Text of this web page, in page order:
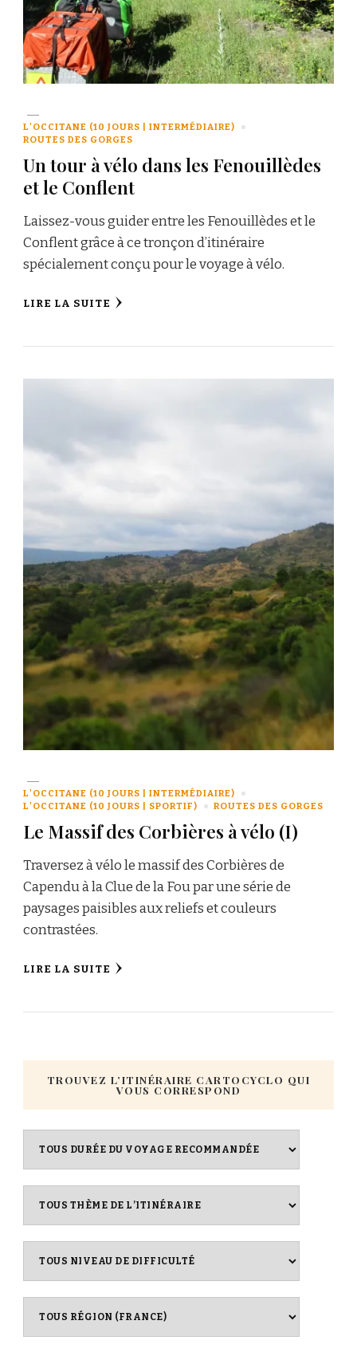
L'OCCITANE (10 JOURS | INTERMÉDIAIRE)
ROUTES DES GORGES
Un tour à vélo dans les Fenouillèdes
et le Conflent
Laissez-vous guider entre les Fenouillèdes et le
Conflent grâce à ce tronçon d’itinéraire
spécialement conçu pour le voyage à vélo.
LIRE LA SUITE
L'OCCITANE (10 JOURS | INTERMÉDIAIRE)
L'OCCITANE (10 JOURS | SPORTIF)
ROUTES DES GORGES
Le Massif des Corbières à vélo (I)
Traversez à vélo le massif des Corbières de
Capendu à la Clue de la Fou par une série de
paysages paisibles aux reliefs et couleurs
contrastées.
LIRE LA SUITE
TROUVEZ L’ITINÉRAIRE CARTOCYCLO QUI
VOUS CORRESPOND